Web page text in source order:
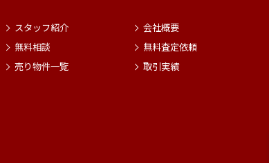
スタッフ紹介
無料相談
売り物件一覧
会社概要
無料査定依頼
取引実績